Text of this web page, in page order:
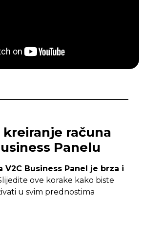
kreiranje računa
Panelu
V2C Business Panel je brza i
ove korake kako biste
u svim prednostima